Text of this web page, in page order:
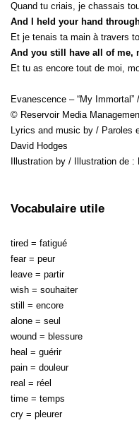
Quand tu criais, je chassais
And I held your hand
Et je tenais ta main à travers
And you still have all of me,
Et tu as encore tout de moi,
Evanescence – “My
© Reservoir Media
Lyrics and music by / Paroles
David Hodges
Illustration by / Illustration de :
Vocabulaire utile
tired = fatigué
fear = peur
leave = partir
wish = souhaiter
still = encore
alone = seul
wound = blessure
heal = guérir
pain = douleur
real = réel
time = temps
cry = pleurer